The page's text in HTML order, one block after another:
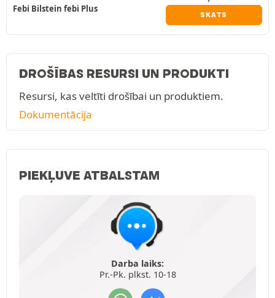
Febi Bilstein febi Plus
SKATS
DROŠĪBAS RESURSI UN PRODUKTI
Resursi, kas veltīti drošībai un produktiem.
Dokumentācija
PIEKĻUVE ATBALSTAM
Darba laiks:
Pr.-Pk. plkst. 10-18